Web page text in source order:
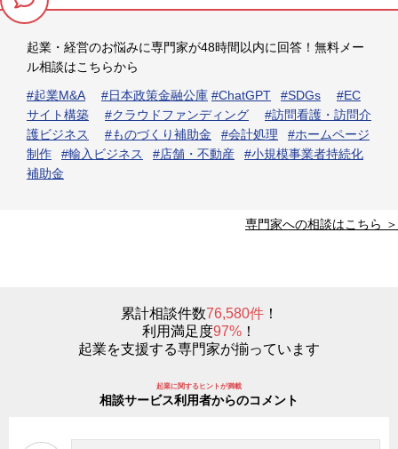
起業・経営のお悩みに専門家が48時間以内に回答！無料メー
ル相談はこちらから
#起業M&A
#日本政策金融公庫 #ChatGPT #SDGs
#EC
サイト構築
#クラウドファンディング
#訪問看護・訪問介
護ビジネス
#ものづくり補助金 #会計処理
#ホームページ
制作
#輸入ビジネス #店舗・不動産
#小規模事業者持続化
補助金
専門家への相談はこちら ＞
累計相談件数76,580件！
利用満足度97% ！
起業を支援する専門家が揃っています
起業に関するヒントが満載
相談サービス利用者からのコメント